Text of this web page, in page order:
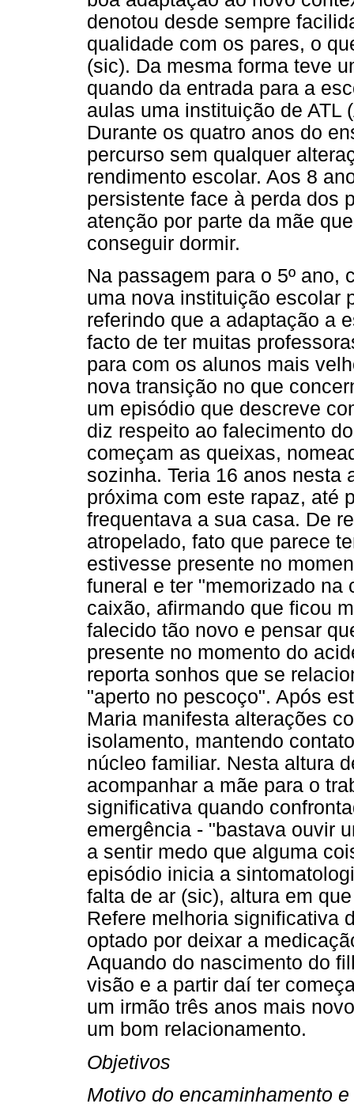
denotou desde sempre
qualidade com os pares, o
(sic). Da mesma forma teve
quando da entrada para a
aulas uma instituição de ATL
Durante os quatro anos do
percurso sem qualquer
rendimento escolar. Aos 8
persistente face à perda dos
atenção por parte da mãe
conseguir dormir.
Na passagem para o 5º ano,
uma nova instituição escolar
referindo que a adaptação a
facto de ter muitas
para com os alunos mais
nova transição no que
um episódio que descreve
diz respeito ao falecimento
começam as queixas,
sozinha. Teria 16 anos nesta
próxima com este rapaz, até
frequentava a sua casa. De
atropelado, fato que parece
estivesse presente no
funeral e ter "memorizado na
caixão, afirmando que ficou
falecido tão novo e pensar
presente no momento do
reporta sonhos que se
"aperto no pescoço". Após
Maria manifesta alterações
isolamento, mantendo
núcleo familiar. Nesta altura
acompanhar a mãe para o
significativa quando
emergência - "bastava ouvir
a sentir medo que alguma
episódio inicia a
falta de ar (sic), altura em
Refere melhoria significativa
optado por deixar a
Aquando do nascimento do
visão e a partir daí ter
um irmão três anos mais
um bom relacionamento.
Objetivos
Motivo do encaminhamento